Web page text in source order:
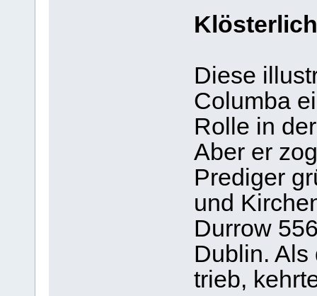
Diese
Columba
Rolle in
Aber er
Prediger
und
Durrow
Dublin. Als
trieb,